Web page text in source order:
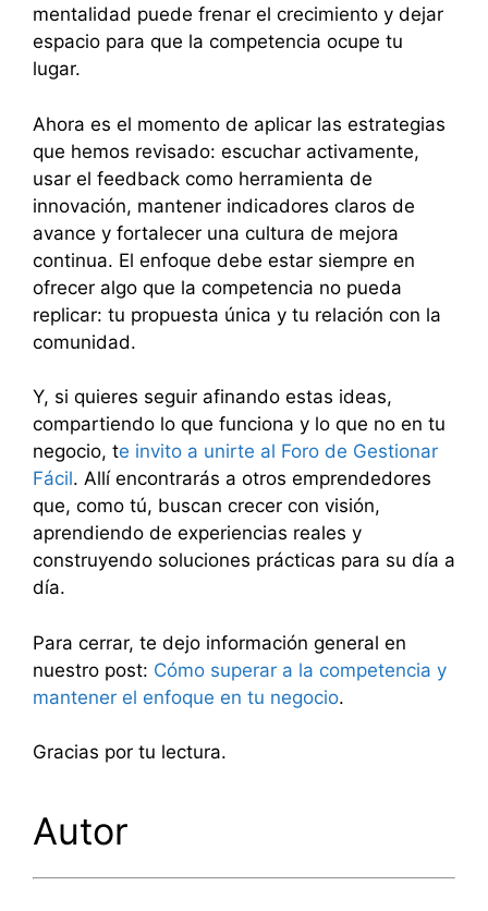
mentalidad puede frenar el crecimiento y dejar
espacio para que la competencia ocupe tu
lugar.
Ahora es el momento de aplicar las estrategias
que hemos revisado: escuchar activamente,
usar el feedback como herramienta de
innovación, mantener indicadores claros de
avance y fortalecer una cultura de mejora
continua. El enfoque debe estar siempre en
ofrecer algo que la competencia no pueda
replicar: tu propuesta única y tu relación con la
comunidad.
Y, si quieres seguir afinando estas ideas,
compartiendo lo que funciona y lo que no en tu
negocio, te invito a unirte al Foro de Gestionar
Fácil. Allí encontrarás a otros emprendedores
que, como tú, buscan crecer con visión,
aprendiendo de experiencias reales y
construyendo soluciones prácticas para su día a
día.
Para cerrar, te dejo información general en
nuestro post: Cómo superar a la competencia y
mantener el enfoque en tu negocio.
Gracias por tu lectura.
Autor